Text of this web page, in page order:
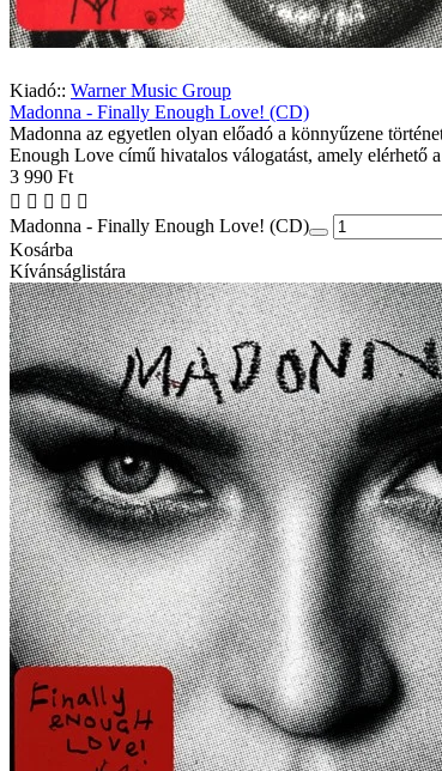
Kiadó:: Warner Music Group
Madonna - Finally Enough Love! (CD)
Madonna az egyetlen olyan előadó a könnyűzene
Enough Love című hivatalos válogatást, amely elérhető
3 990 Ft
Madonna - Finally Enough Love! (CD)
Kosárba
Kívánságlistára